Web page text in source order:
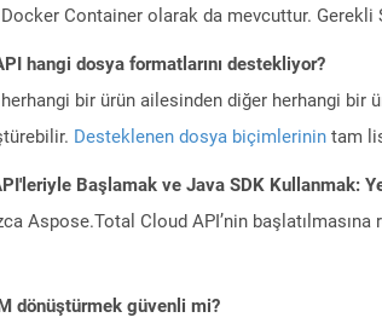
Container olarak da mevcuttur. Gerekli
hangi dosya formatlarını destekliyor?
bir ürün ailesinden diğer herhangi bir
Desteklenen dosya biçimlerinin tam
Başlamak ve Java SDK Kullanmak:
Aspose.Total Cloud API’nin
dönüştürmek güvenli mi?